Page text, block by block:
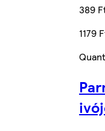
389
1179